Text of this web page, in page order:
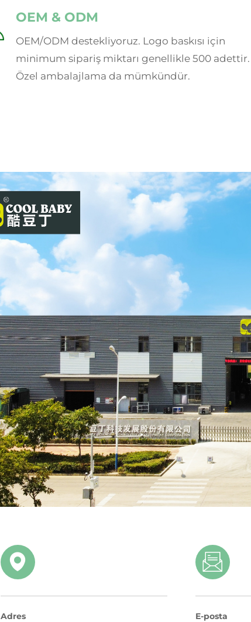
OEM & ODM
OEM/ODM destekliyoruz. Logo baskısı için
minimum sipariş miktarı genellikle 500 adettir.
Özel ambalajlama da mümkündür.
Adres E-posta